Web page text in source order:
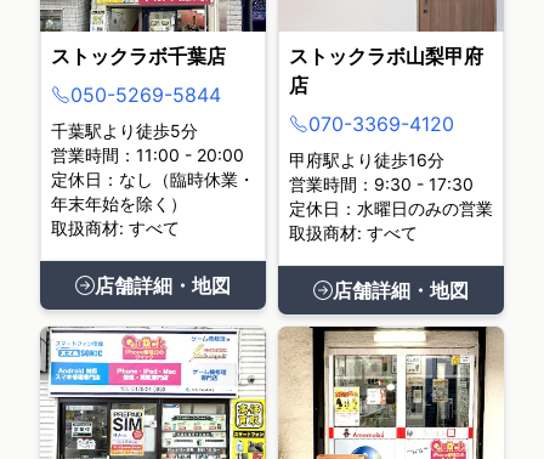
ストックラボ千葉店
050-5269-5844
千葉駅より徒歩5分
営業時間：11:00 - 20:00
定休日：なし（臨時休業・
年末年始を除く）
取扱商材: すべて
店舗詳細・地図
ストックラボ山梨甲府
店
070-3369-4120
甲府駅より徒歩16分
営業時間：9:30 - 17:30
定休日：水曜日のみの営業
取扱商材: すべて
店舗詳細・地図